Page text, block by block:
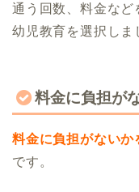
通う回数、料金など
幼児教育を選択しま
料金に負担が
料金に負担がない
です。